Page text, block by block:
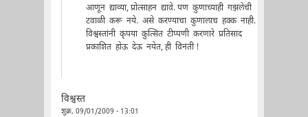
आणून द्याव्या, प्रोत्साहन द्यावे. पण कुणाच्याही गझलेची
टवाळी करू नये. असे करण्याचा कुणालाच हक्क नाही.
विश्वस्तांनी कृपया कुत्सित टीप्पणी करणारे प्रतिसाद
प्रकाशित होऊ देऊ नयेत, ही विनंती !
विश्वस्त
शुक्र, 09/01/2009 - 13:01